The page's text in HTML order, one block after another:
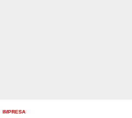
IMPRESA